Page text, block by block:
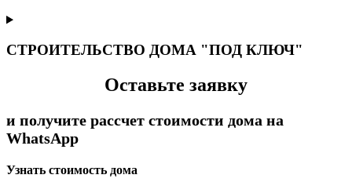
СТРОИТЕЛЬСТВО ДОМА "ПОД КЛЮЧ"
Оставьте заявку
и получите рассчет стоимости дома на
WhatsApp
Узнать стоимость дома